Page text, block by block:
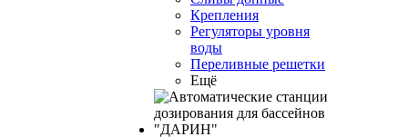
Крепления
Регуляторы уровня
воды
Переливные решетки
Ещё